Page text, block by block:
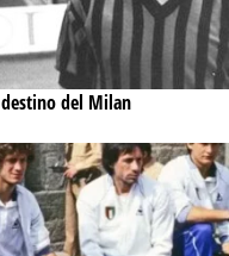
del Milan